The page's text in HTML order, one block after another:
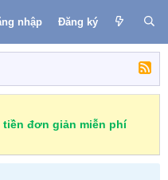
nhập Đăng ký
tiền đơn giản miễn phí